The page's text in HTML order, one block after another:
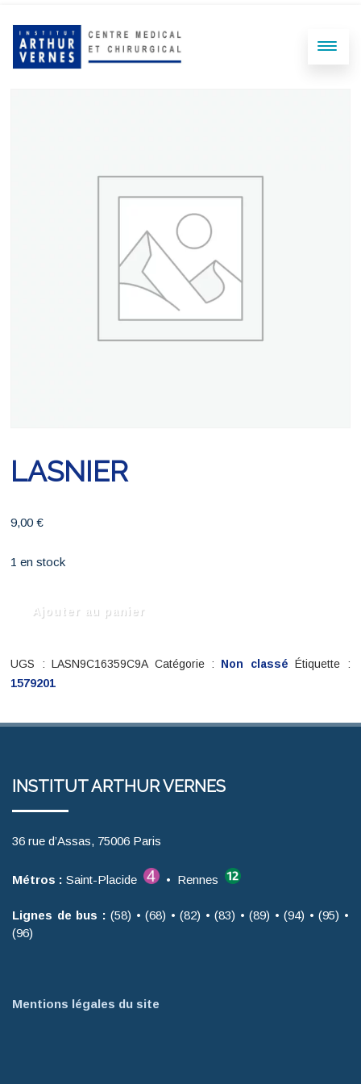
LASNIER
9,00€
1 en stock
Ajouter au panier
UGS :LASN9C16359C9A Catégorie : Non classé Étiquette :
1579201
INSTITUT ARTHUR VERNES
36 rue d’Assas, 75006 Paris
Métros : Saint-Placide • Rennes
Lignes de bus : (58) • (68) • (82) • (83) • (89) • (94) • (95) •
(96)
Mentions légales du site